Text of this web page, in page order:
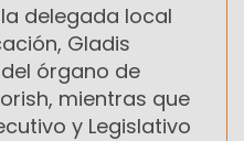
delegada local
Gladis
órgano de
mientras que
y Legislativo